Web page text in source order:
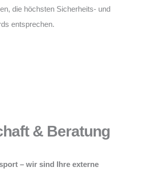
die höchsten Sicherheits- und
entsprechen.
& Beratung
– wir sind Ihre externe